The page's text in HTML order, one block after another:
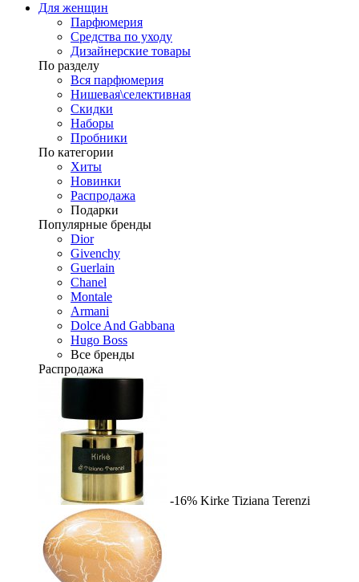
Для женщин
Парфюмерия
Средства по уходу
Дизайнерские товары
По разделу
Вся парфюмерия
Нишевая\селективная
Скидки
Наборы
Пробники
По категории
Хиты
Новинки
Распродажа
Подарки
Популярные бренды
Dior
Givenchy
Guerlain
Chanel
Montale
Armani
Dolce And Gabbana
Hugo Boss
Все бренды
Распродажа
-16% Kirke Tiziana Terenzi